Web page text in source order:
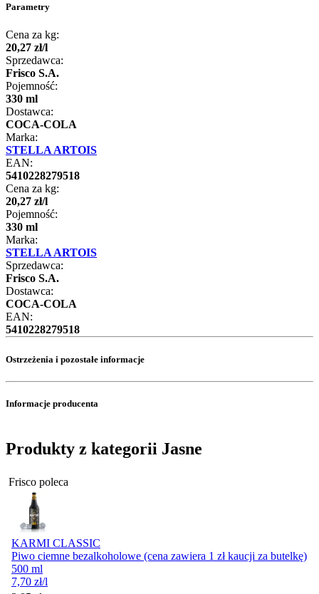
Parametry
Cena za kg:
20,27 zł/l
Sprzedawca:
Frisco S.A.
Pojemność:
330 ml
Dostawca:
COCA-COLA
Marka:
STELLA ARTOIS
EAN:
5410228279518
Cena za kg:
20,27 zł/l
Pojemność:
330 ml
Marka:
STELLA ARTOIS
Sprzedawca:
Frisco S.A.
Dostawca:
COCA-COLA
EAN:
5410228279518
Ostrzeżenia i pozostałe informacje
Informacje producenta
Produkty z kategorii Jasne
Frisco poleca
KARMI CLASSIC
Piwo ciemne bezalkoholowe (cena zawiera 1 zł kaucji za butelkę)
500 ml
7,70 zł/l